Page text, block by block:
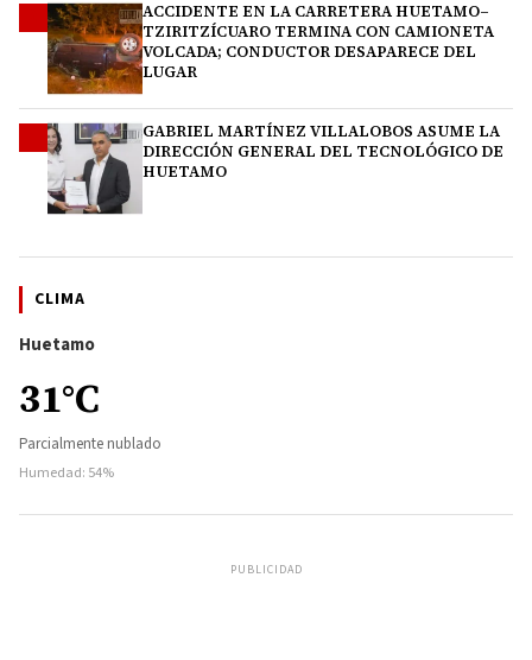
ACCIDENTE EN LA CARRETERA HUETAMO–
TZIRITZÍCUARO TERMINA CON CAMIONETA
VOLCADA; CONDUCTOR DESAPARECE DEL
LUGAR
GABRIEL MARTÍNEZ VILLALOBOS ASUME LA
DIRECCIÓN GENERAL DEL TECNOLÓGICO DE
HUETAMO
CLIMA
Huetamo
31°C
Parcialmente nublado
Humedad: 54%
PUBLICIDAD